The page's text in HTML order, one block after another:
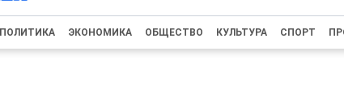
ПОЛИТИКА ЭКОНОМИКА ОБЩЕСТВО КУЛЬТУРА СПОРТ